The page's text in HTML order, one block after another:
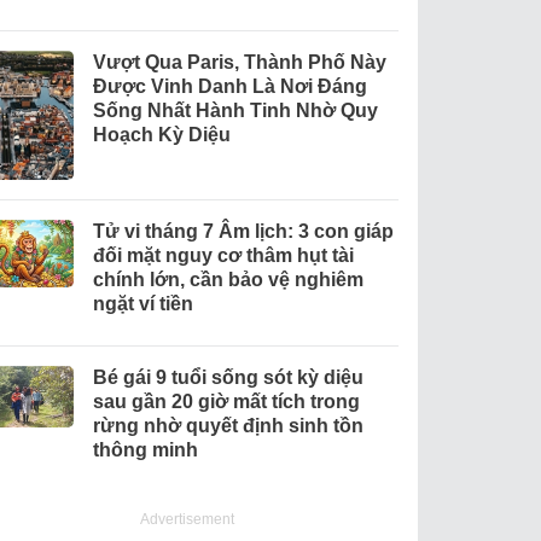
Vượt Qua Paris, Thành Phố Này
Được Vinh Danh Là Nơi Đáng
Sống Nhất Hành Tinh Nhờ Quy
Hoạch Kỳ Diệu
Tử vi tháng 7 Âm lịch: 3 con giáp
đối mặt nguy cơ thâm hụt tài
chính lớn, cần bảo vệ nghiêm
ngặt ví tiền
Bé gái 9 tuổi sống sót kỳ diệu
sau gần 20 giờ mất tích trong
rừng nhờ quyết định sinh tồn
thông minh
Advertisement